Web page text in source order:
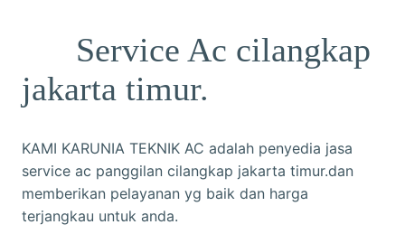
Service Ac cilangkap
jakarta timur.
KAMI KARUNIA TEKNIK AC adalah penyedia jasa
service ac panggilan cilangkap jakarta timur.dan
memberikan pelayanan yg baik dan harga
terjangkau untuk anda.